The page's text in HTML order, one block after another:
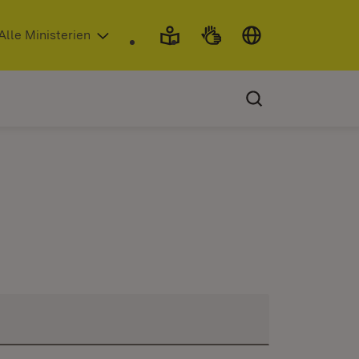
neuem Fenster)
Ministerien